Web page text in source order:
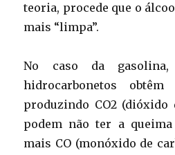
teoria, procede que o
mais “limpa”.
No caso da gasolina,
hidrocarbonetos obtêm
produzindo CO2 (dióxido
podem não ter a
mais CO (monóxido de